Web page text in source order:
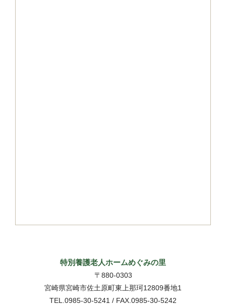
特別養護老人ホームめぐみの里
〒880-0303
宮崎県宮崎市佐土原町東上那珂12809番地1
TEL.0985-30-5241 / FAX.0985-30-5242